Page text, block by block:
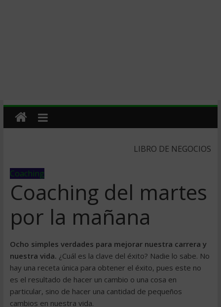
LIBRO DE NEGOCIOS
Coaching
Coaching del martes
por la mañana
Ocho simples verdades para mejorar nuestra carrera y
nuestra vida. ¿Cuál es la clave del éxito? Nadie lo sabe. No
hay una receta única para obtener el éxito, pues este no
es el resultado de hacer un cambio o una cosa en
particular, sino de hacer una cantidad de pequeños
cambios en nuestra vida.